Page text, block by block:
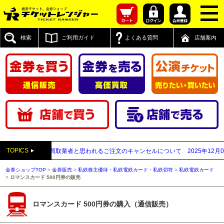
検索 ご利用ガイド よくある質問 店舗案内
TOPICS
先が先払い買取業者と思われるご注文のキャンセルについて 2025年12月05日
金券ショップTOP >金券販売 >私鉄株主優待・私鉄電鉄カード・私鉄切符 >私鉄電鉄カード
> ロマンスカード 500円券の販売
ロマンスカード 500円券の購入（通信販売）